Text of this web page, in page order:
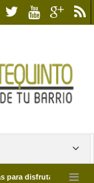
del deporte este